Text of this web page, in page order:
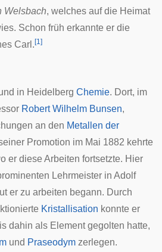
Welsbach, welches auf die Heimat
Schon früh erkannte er die
Carl. [1]
in Heidelberg Chemie. Dort, im
Robert Wilhelm Bunsen,
an den Metallen der
Promotion im Mai 1882 kehrte
er diese Arbeiten fortsetzte. Hier
Lehrmeister in Adolf
er zu arbeiten begann. Durch
Kristallisation konnte er
dahin als Element gegolten hatte,
und Praseodym zerlegen.